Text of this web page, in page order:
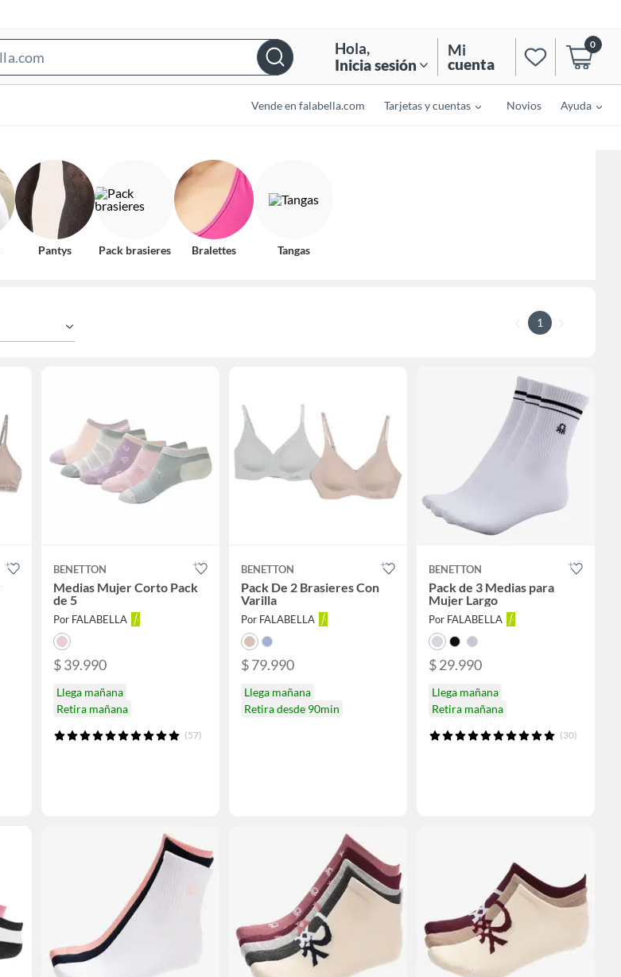
Bar
Hola,
Inicia sesión
Mi
cuenta
0
Vende en falabella.com Tarjetas y cuentas Novios Ayuda
Pantys Pack brasieres Bralettes Tangas
1
BENETTON
Medias Mujer Corto Pack
de 5
Por FALABELLA
$ 39.990
Llega mañana
Retira mañana
(57)
BENETTON
Pack De 2 Brasieres Con
Varilla
Por FALABELLA
$ 79.990
Llega mañana
Retira desde 90min
BENETTON
Pack de 3 Medias para
Mujer Largo
Por FALABELLA
$ 29.990
Llega mañana
Retira mañana
(30)